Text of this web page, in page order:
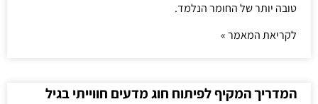
טובה יותר של החומר הנלמד.
לקריאת המאמר »
המדריך המקיף לפיתוח חוג מדעים חווייתי בגיל